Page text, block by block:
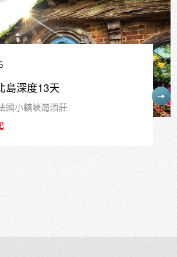
精華10天
泊3晚+庫克山1晚+瓦納卡1晚